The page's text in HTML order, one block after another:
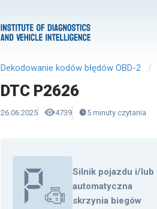
Dekodowanie kodów błędów OBD-2
DTC P2626
26.06.2025 4739 5 minuty czytania
Silnik pojazdu i/lub
automatyczna
skrzynia biegów